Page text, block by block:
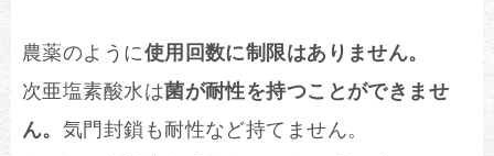
農薬のように使用回数に制限はありません。
次亜塩素酸水は菌が耐性を持つことができませ
ん。 気門封鎖も耐性など持てません。